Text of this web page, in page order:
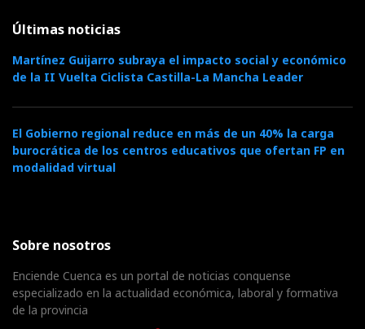
Últimas noticias
Martínez Guijarro subraya el impacto social y económico
de la II Vuelta Ciclista Castilla-La Mancha Leader
El Gobierno regional reduce en más de un 40% la carga
burocrática de los centros educativos que ofertan FP en
modalidad virtual
Sobre nosotros
Enciende Cuenca es un portal de noticias conquense
especializado en la actualidad económica, laboral y formativa
de la provincia